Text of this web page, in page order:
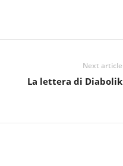
Next article
La lettera di Diabolik